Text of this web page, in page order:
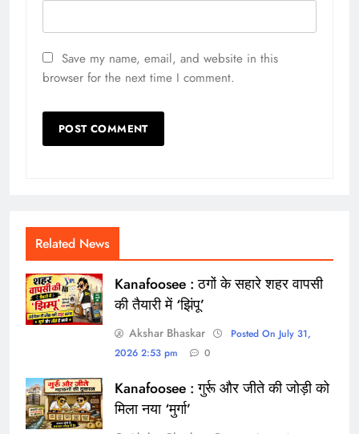
Save my name, email, and website in this
browser for the next time I comment.
Related News
Kanafoosee : ठगों के सहारे शहर वापसी
की तैयारी में ‘झिंपू’
Akshar Bhaskar
Posted On July 31,
2026 2:53 pm
0
Kanafoosee : गुर्रू और जीते की जोड़ी को
मिला नया ‘मुर्गा’